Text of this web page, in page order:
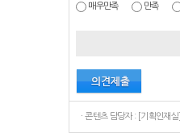
매우만족 만족